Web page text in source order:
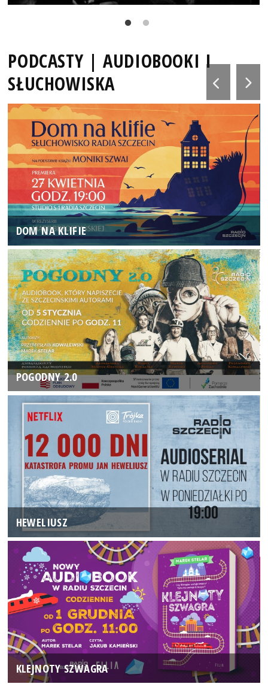
PODCASTY | AUDIOBOOKI I
SŁUCHOWISKA
DOM NA KLIFIE
POGODNY 2.0
HEWELIUSZ
KLEJNOTY SZWAGRA